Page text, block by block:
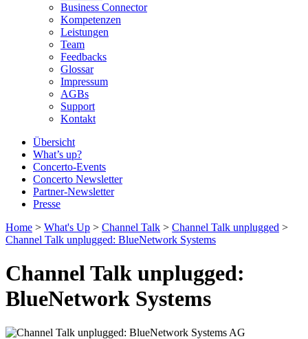
Business Connector
Kompetenzen
Leistungen
Team
Feedbacks
Glossar
Impressum
AGBs
Support
Kontakt
Übersicht
What’s up?
Concerto-Events
Concerto Newsletter
Partner-Newsletter
Presse
Home > What's Up > Channel Talk > Channel Talk unplugged >
Channel Talk unplugged: BlueNetwork Systems
Channel Talk unplugged:
BlueNetwork Systems